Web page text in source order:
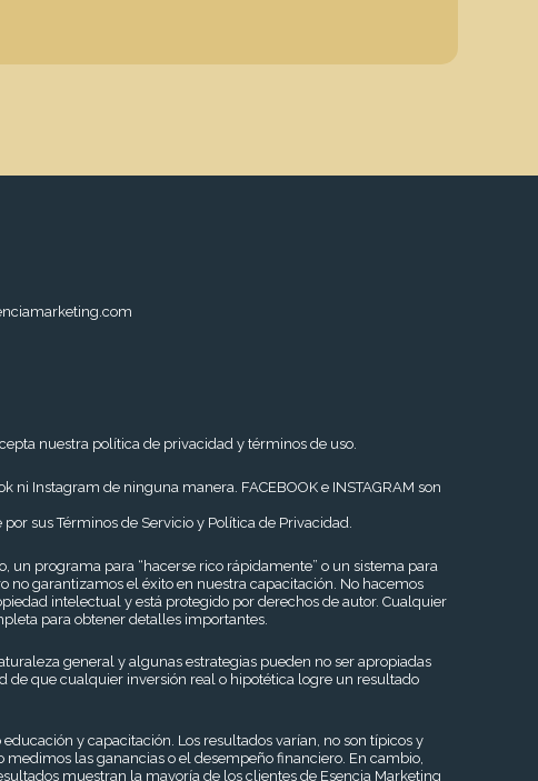
nuestra política de privacidad y términos de uso.
ni Instagram de ninguna manera. FACEBOOK e INSTAGRAM son
sus Términos de Servicio y Política de Privacidad.
programa para “hacerse rico rápidamente” o un sistema para
no garantizamos el éxito en nuestra capacitación. No hacemos
intelectual y está protegido por derechos de autor. Cualquier
para obtener detalles importantes.
general y algunas estrategias pueden no ser apropiadas
de que cualquier inversión real o hipotética logre un resultado
y capacitación. Los resultados varían, no son típicos y
las ganancias o el desempeño financiero. En cambio,
muestran la mayoría de los clientes de Esencia Marketing